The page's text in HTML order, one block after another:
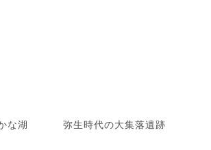
な湖 弥生時代の大集落遺跡